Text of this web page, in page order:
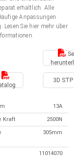
erhältlich. Alle
Anpassungen
Sie hier mehr über
3D STP
13A
Kraft 2500N
305mm
11014070